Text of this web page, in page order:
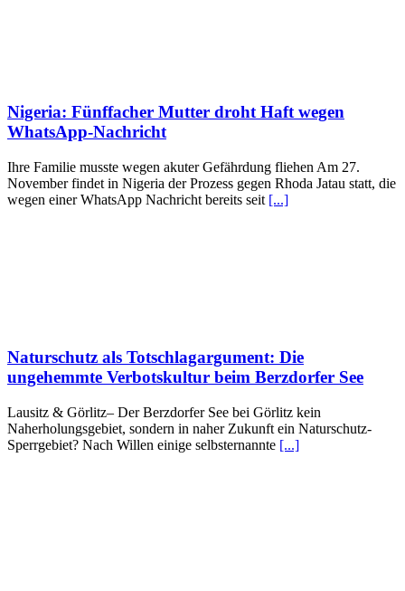
Nigeria: Fünffacher Mutter droht Haft wegen
WhatsApp-Nachricht
Ihre Familie musste wegen akuter Gefährdung fliehen Am 27.
November findet in Nigeria der Prozess gegen Rhoda Jatau statt, die
wegen einer WhatsApp Nachricht bereits seit [...]
Naturschutz als Totschlagargument: Die
ungehemmte Verbotskultur beim Berzdorfer See
Lausitz & Görlitz– Der Berzdorfer See bei Görlitz kein
Naherholungsgebiet, sondern in naher Zukunft ein Naturschutz-
Sperrgebiet? Nach Willen einige selbsternannte [...]